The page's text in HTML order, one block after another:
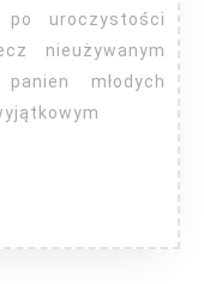
uroczystości
nieużywanym
młodych